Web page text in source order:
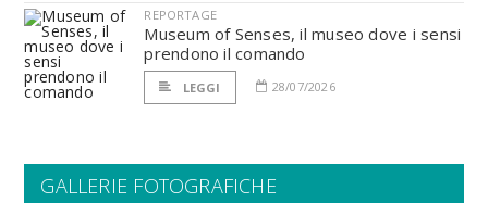
REPORTAGE
Museum of Senses, il museo dove i sensi
prendono il comando
LEGGI 28/07/2026
GALLERIE FOTOGRAFICHE